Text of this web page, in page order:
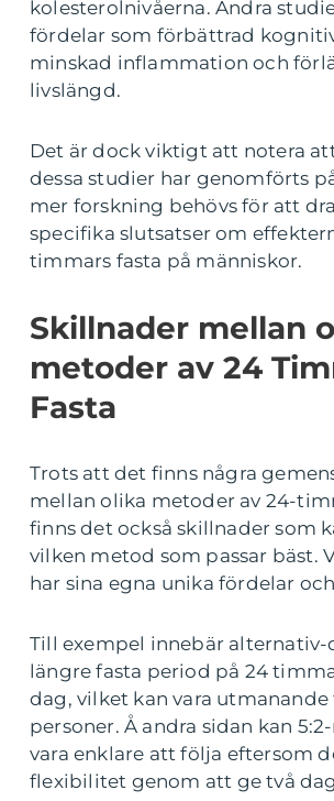
kolesterolnivåerna. Andra
fördelar som förbättrad
minskad inflammation och
livslängd.
Det är dock viktigt att notera
dessa studier har genomförts
mer forskning behövs för att
specifika slutsatser om
timmars fasta på människor.
Skillnader mellan
metoder av 24
Fasta
Trots att det finns några
mellan olika metoder av 24-
finns det också skillnader som
vilken metod som passar bäst.
har sina egna unika fördelar
Till exempel innebär alternativ-
längre fasta period på 24
dag, vilket kan vara utmanande
personer. Å andra sidan kan
vara enklare att följa eftersom
flexibilitet genom att ge två